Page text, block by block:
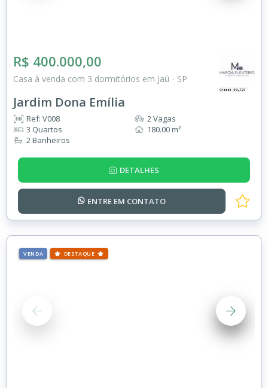
R$ 400.000,00
Casa à venda com 3 dormitórios em Jaú - SP
Jardim Dona Emília
Ref: V008
3 Quartos
2 Banheiros
2 Vagas
180.00 m²
DETALHES
ENTRE EM CONTATO
VENDA DESTAQUE